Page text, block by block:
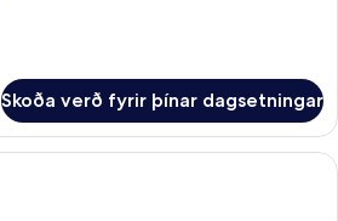
Skoða verð fyrir þínar dagsetningar